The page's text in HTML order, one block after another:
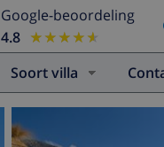
Google-beoordeling
4.8 ★★★★★
★★★★★
Soort villa